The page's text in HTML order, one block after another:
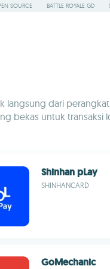
SOURCE BATTLE ROYALE GD
dari
bekas untuk
Shinhan pLay
SHINHANCARD
GoMechanic